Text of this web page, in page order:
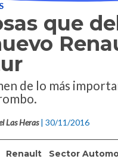
que
de lo más
Las Heras | 30/11/2016
Renault Sector